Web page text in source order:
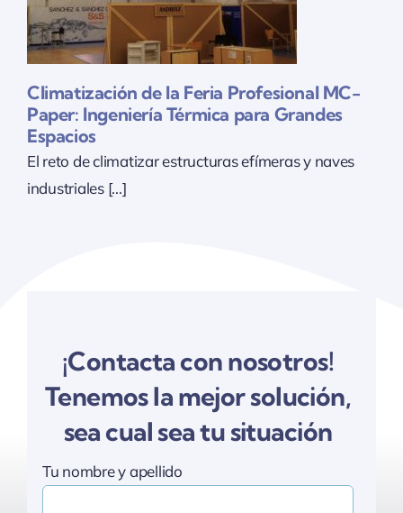
Climatización de la Feria Profesional MC-
Paper: Ingeniería Térmica para Grandes
Espacios
El reto de climatizar estructuras efímeras y naves
industriales [...]
¡Contacta con nosotros!
Tenemos la mejor solución,
sea cual sea tu situación
Tu nombre y apellido